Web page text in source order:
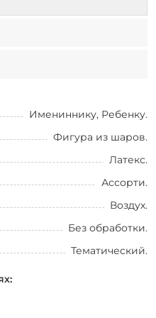
Имениннику, Ребенку.
Фигура из шаров.
Латекс.
Ассорти.
Воздух.
Без обработки.
Тематический.